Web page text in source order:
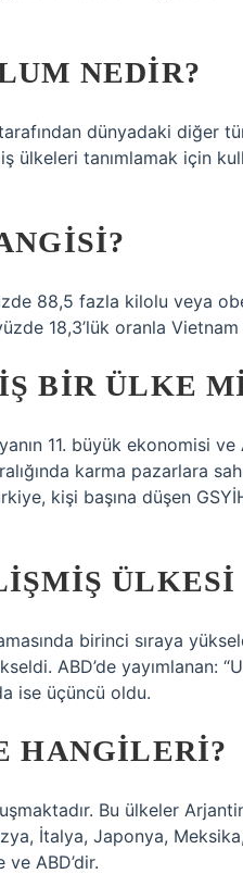
NEDIR?
dünyadaki diğer
ülkeleri tanımlamak için
88,5 fazla kilolu veya
18,3’lük oranla
BIR ÜLKE
11. büyük ekonomisi
karma pazarlara
kişi başına düşen
ÜLKESI
birinci sıraya
ABD’de yayımlanan:
ise üçüncü oldu.
HANGILERI?
Bu ülkeler
İtalya, Japonya,
ABD’dir.